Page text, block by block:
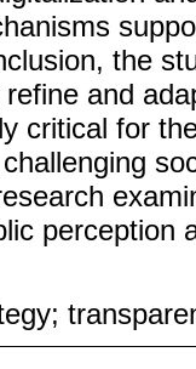
the
and
critical for
perception